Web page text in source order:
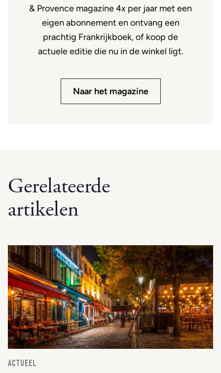
& Provence magazine 4x per jaar met een
eigen abonnement en ontvang een
prachtig Frankrijkboek, of koop de
actuele editie die nu in de winkel ligt.
Naar het magazine
Gerelateerde
artikelen
ACTUEEL